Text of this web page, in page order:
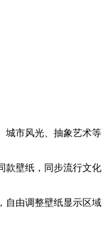
城市风光、抽象艺术等
款壁纸，同步流行文化
自由调整壁纸显示区域